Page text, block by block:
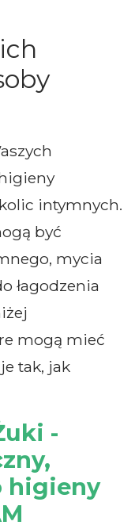
intymnych.
być
mycia
łagodzenia
mogą mieć
tak, jak
-
higieny